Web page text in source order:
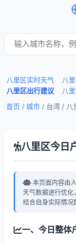
八里区实时天气 八
八里区出行建议
八
首页 / 城市 / 台湾 / 八
八里区今日
本页面内容由
天气数据进行优化
结合自身实际情况
一、今日整体